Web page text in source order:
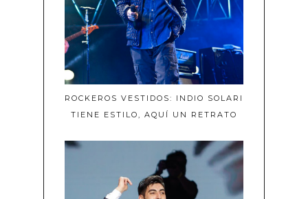
ROCKEROS VESTIDOS: INDIO SOLARI
TIENE ESTILO, AQUÍ UN RETRATO